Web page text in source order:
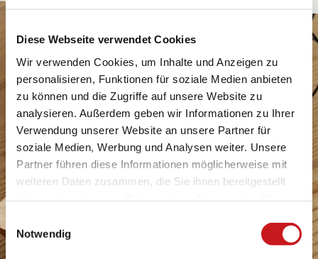
Diese Webseite verwendet Cookies
Wir verwenden Cookies, um Inhalte und Anzeigen zu
personalisieren, Funktionen für soziale Medien anbieten
zu können und die Zugriffe auf unsere Website zu
analysieren. Außerdem geben wir Informationen zu Ihrer
Verwendung unserer Website an unsere Partner für
soziale Medien, Werbung und Analysen weiter. Unsere
Partner führen diese Informationen möglicherweise mit
weiteren Daten zusammen, die Sie ihnen bereitgestellt
Datenschutzhinweisen
mehr darüber, wer wir sind, wie
Notwendig